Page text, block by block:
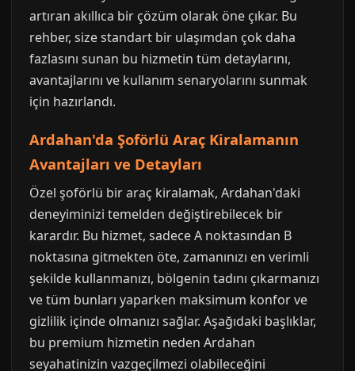
artıran akıllıca bir çözüm olarak öne çıkar. Bu
rehber, size standart bir ulaşımdan çok daha
fazlasını sunan bu hizmetin tüm detaylarını,
avantajlarını ve kullanım senaryolarını sunmak
için hazırlandı.
Ardahan'da Şoförlü Araç Kiralamanın
Avantajları ve Detayları
Özel şoförlü bir araç kiralamak, Ardahan'daki
deneyiminizi temelden değiştirebilecek bir
karardır. Bu hizmet, sadece A noktasından B
noktasına gitmekten öte, zamanınızı en verimli
şekilde kullanmanızı, bölgenin tadını çıkarmanızı
ve tüm bunları yaparken maksimum konfor ve
gizlilik içinde olmanızı sağlar. Aşağıdaki başlıklar,
bu premium hizmetin neden Ardahan
seyahatinizin vazgeçilmezi olabileceğini